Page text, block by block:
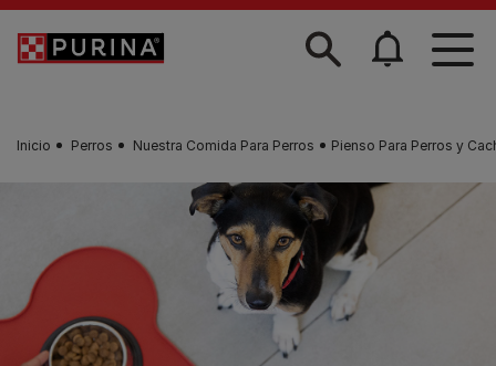
Skip to main content
Inicio Perros Nuestra Comida Para Perros Pienso Para Perros y